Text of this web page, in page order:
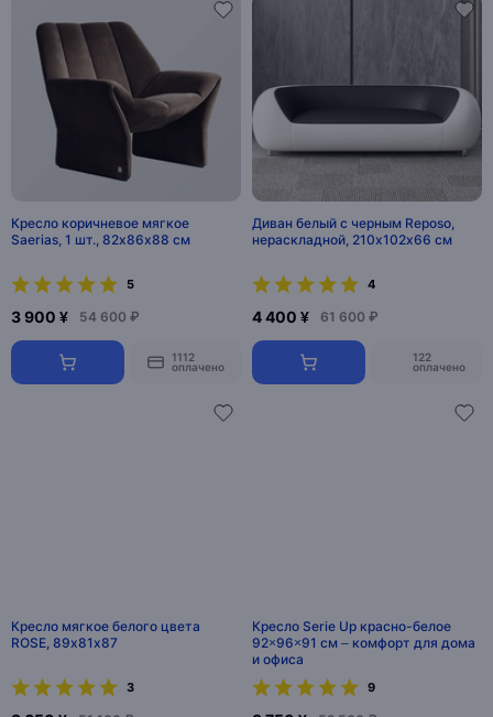
Кресло коричневое мягкое
Saerias, 1 шт., 82х86х88 см
5
3 900 ¥ 54 600 ₽
1112
оплачено
Диван белый с черным Reposo,
нераскладной, 210х102х66 см
4
4 400 ¥ 61 600 ₽
122
оплачено
Кресло мягкое белого цвета
ROSE, 89х81х87
3
Кресло Serie Up красно-белое
92×96×91 см – комфорт для дома
и офиса
9